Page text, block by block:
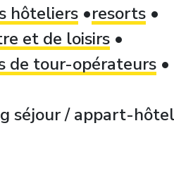
hôteliers
resorts
et de loisirs
de tour-opérateurs
séjour / appart-